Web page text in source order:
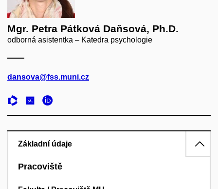
Mgr. Petra Pátková Daňsová, Ph.D.
odborná asistentka – Katedra psychologie
dansova@fss.muni.cz
Základní údaje
Pracoviště